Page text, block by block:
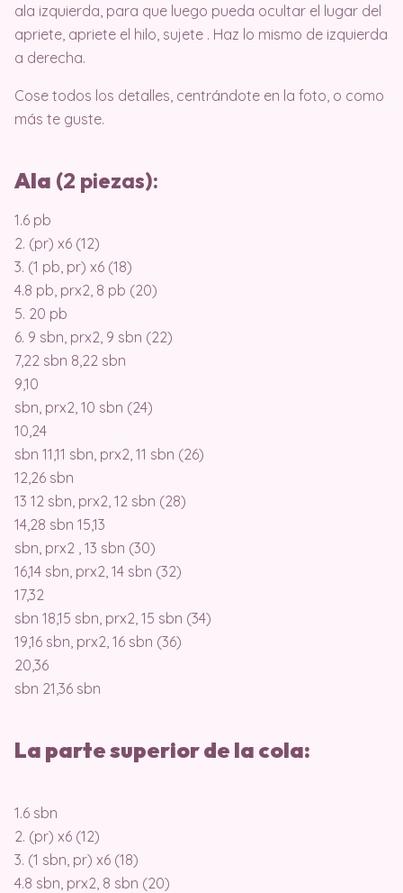
ala izquierda, para que luego pueda ocultar el lugar del
apriete, apriete el hilo, sujete . Haz lo mismo de izquierda
a derecha.
Cose todos los detalles, centrándote en la foto, o como
más te guste.
Ala (2 piezas):
1.6 pb
2. (pr) x6 (12)
3. (1 pb, pr) x6 (18)
4.8 pb, prx2, 8 pb (20)
5. 20 pb
6. 9 sbn, prx2, 9 sbn (22)
7,22 sbn 8,22 sbn
9,10
sbn, prx2, 10 sbn (24)
10,24
sbn 11,11 sbn, prx2, 11 sbn (26)
12,26 sbn
13 12 sbn, prx2, 12 sbn (28)
14,28 sbn 15,13
sbn, prx2 , 13 sbn (30)
16,14 sbn, prx2, 14 sbn (32)
17,32
sbn 18,15 sbn, prx2, 15 sbn (34)
19,16 sbn, prx2, 16 sbn (36)
20,36
sbn 21,36 sbn
La parte superior de la cola:
1.6 sbn
2. (pr) x6 (12)
3. (1 sbn, pr) x6 (18)
4.8 sbn, prx2, 8 sbn (20)